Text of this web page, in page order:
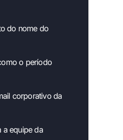
do nome do
o período
corporativo da
a equipe da